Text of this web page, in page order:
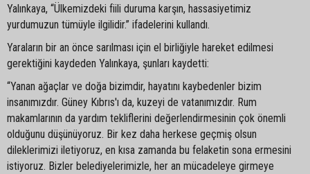
Yalınkaya, “Ülkemizdeki fiili duruma karşın, hassasiyetimiz
yurdumuzun tümüyle ilgilidir.” ifadelerini kullandı.
Yaraların bir an önce sarılması için el birliğiyle hareket edilmesi
gerektiğini kaydeden Yalınkaya, şunları kaydetti:
“Yanan ağaçlar ve doğa bizimdir, hayatını kaybedenler bizim
insanımızdır. Güney Kıbrıs'ı da, kuzeyi de vatanımızdır. Rum
makamlarının da yardım tekliflerini değerlendirmesinin çok önemli
olduğunu düşünüyoruz. Bir kez daha herkese geçmiş olsun
dileklerimizi iletiyoruz, en kısa zamanda bu felaketin sona ermesini
istiyoruz. Bizler belediyelerimizle, her an mücadeleye girmeye